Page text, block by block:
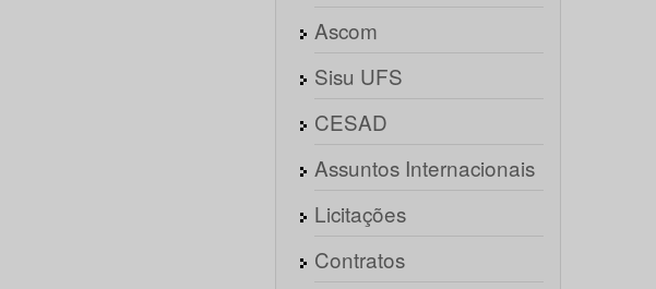
Ascom
Sisu UFS
CESAD
Assuntos Internacionais
Licitações
Contratos